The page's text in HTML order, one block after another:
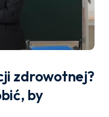
zdrowotnej?
by